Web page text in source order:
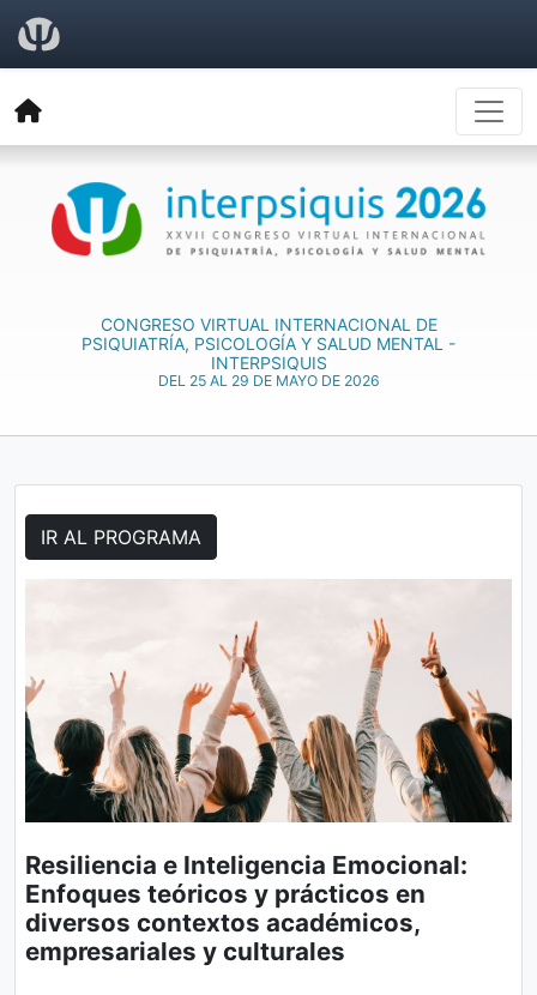
CONGRESO VIRTUAL INTERNACIONAL DE
PSIQUIATRÍA, PSICOLOGÍA Y SALUD MENTAL -
INTERPSIQUIS
DEL 25 AL 29 DE MAYO DE 2026
IR AL PROGRAMA
Resiliencia e Inteligencia Emocional:
Enfoques teóricos y prácticos en
diversos contextos académicos,
empresariales y culturales